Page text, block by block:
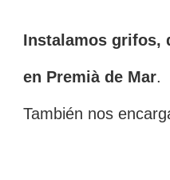
Instalamos grifos,
en Premià de Mar.
También nos